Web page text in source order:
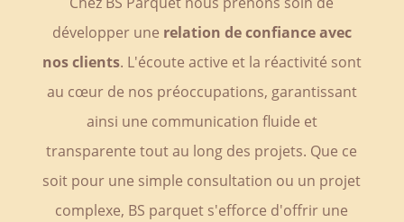
développer une relation de confiance avec
nos clients. L'écoute active et la réactivité sont
au cœur de nos préoccupations, garantissant
ainsi une communication fluide et
transparente tout au long des projets. Que ce
soit pour une simple consultation ou un projet
complexe, BS parquet s'efforce d'offrir une